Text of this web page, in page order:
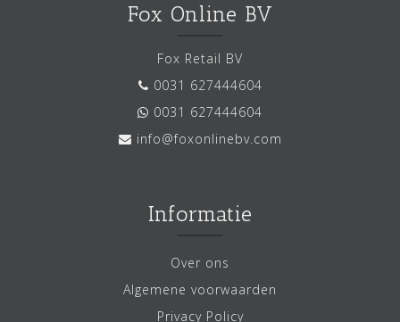
Fox Online BV
Fox Retail BV
0031 627444604
0031 627444604
info@foxonlinebv.com
Informatie
Over ons
Algemene voorwaarden
Privacy Policy